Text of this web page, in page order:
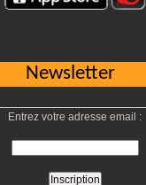
Newsletter
Entrez votre adresse email :